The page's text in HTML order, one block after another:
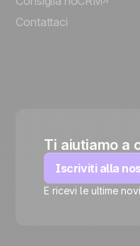
🍪
Contattaci
Ti aiutiamo a
Iscriviti alla
E ricevi le ultime